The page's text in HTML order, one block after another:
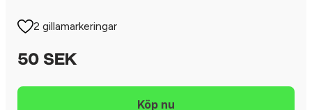
2 gillamarkeringar
50 SEK